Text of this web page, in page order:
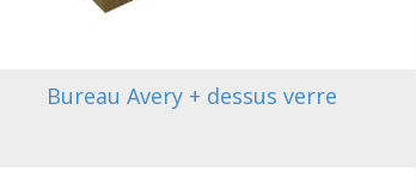
Bureau Avery + dessus verre